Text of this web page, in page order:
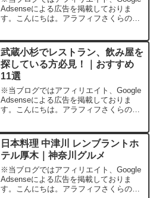
Adsenseによる広告を掲載しておりま
す。こんにちは。アラフィフさくらの普
（４～５年ぐらい前かな？）、とあるき
っかけで週に...
武蔵小杉でレストラン、飲み屋を
探している方必見！｜おすすめ
11選
※当ブログではアフィリエイト、Google
Adsenseによる広告を掲載しておりま
す。こんにちは。アラフィフさくらの普
チなどで訪れる街です。武蔵小杉ってど
んなところ？...
日本料理 中津川 レンブラントホ
テル厚木｜神奈川グルメ
※当ブログではアフィリエイト、Google
Adsenseによる広告を掲載しておりま
す。こんにちは。アラフィフさくらの普